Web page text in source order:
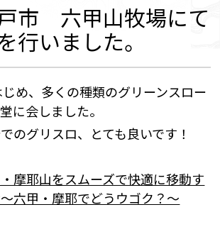
市 六甲山牧場にて
行いました。
じめ、多くの種類のグリーンスロー
に会しました。
のグリスロ、とても良いです！
摩耶山をスムーズで快適に移動す
六甲・摩耶でどうウゴク？～